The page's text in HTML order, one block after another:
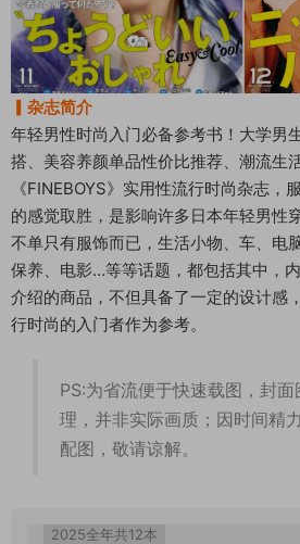
▎杂志简介
年轻男性时尚入门必备参考书！大学男
搭、美容养颜单品性价比推荐、潮流生
《FINEBOYS》实用性流行时尚杂志，
的感觉取胜，是影响许多日本年轻男性
不单只有服饰而已，生活小物、车、电
保养、电影…等等话题，都包括其中，
介绍的商品，不但具备了一定的设计感
行时尚的入门者作为参考。
PS:为省流便于快速载图，封面
理，并非实际画质；因时间精
配图，敬请谅解。
2025全年共12本